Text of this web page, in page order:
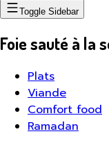
Toggle Sidebar
Foie sauté à la
Plats
Viande
Comfort food
Ramadan